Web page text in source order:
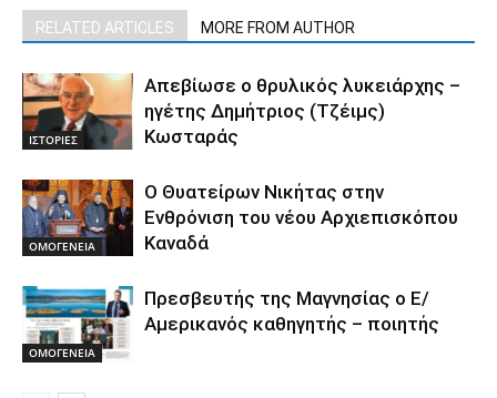
RELATED ARTICLES MORE FROM AUTHOR
ΙΣΤΟΡΙΕΣ
Απεβίωσε ο θρυλικός λυκειάρχης –
ηγέτης Δημήτριος (Τζέιμς)
Κωσταράς
ΟΜΟΓΕΝΕΙΑ
O Θυατείρων Νικήτας στην
Ενθρόνιση του νέου Αρχιεπισκόπου
Καναδά
ΟΜΟΓΕΝΕΙΑ
Πρεσβευτής της Μαγνησίας ο Ε/
Αμερικανός καθηγητής – ποιητής